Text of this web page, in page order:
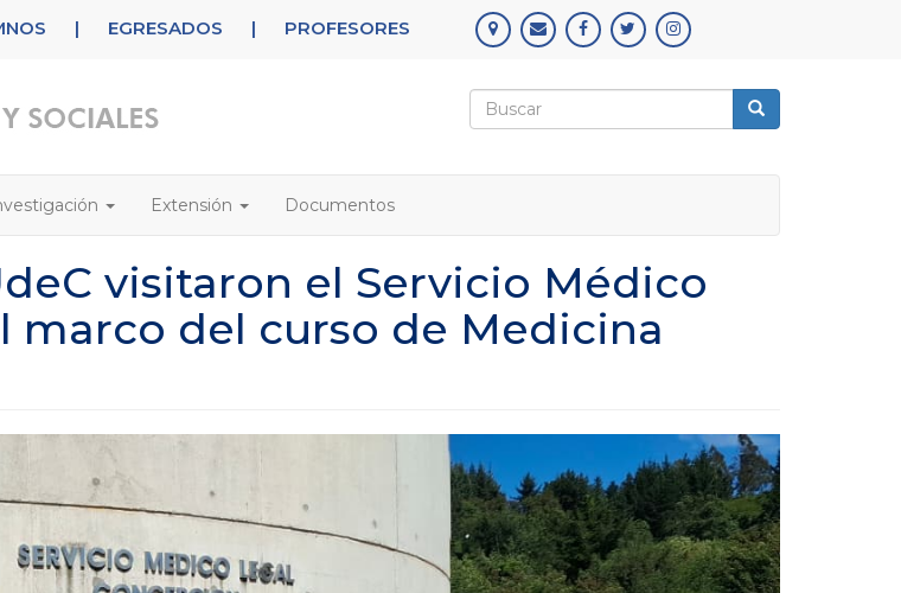
| EGRESADOS | PROFESORES
Formulario
búsqueda
Extensión Documentos
visitaron el Servicio Médico
marco del curso de Medicina